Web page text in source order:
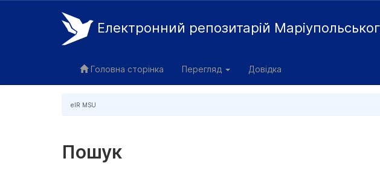
Електронний репозитарій
Головна сторінка Перегляд Довідка
eIR MSU
Пошук